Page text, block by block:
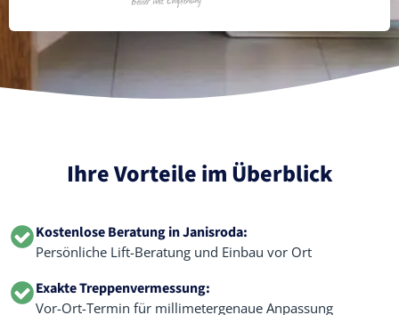
Ihre Vorteile im Überblick
Kostenlose Beratung in Janisroda:
Persönliche Lift-Beratung und Einbau vor Ort
Exakte Treppenvermessung:
Vor-Ort-Termin für millimetergenaue Anpassung